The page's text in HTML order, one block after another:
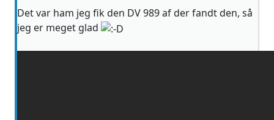
Det var ham jeg fik den DV 989 af der fandt den, så
jeg er meget glad